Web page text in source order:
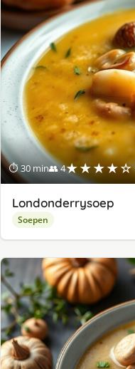
⏱ 30 min👥 4★★★★☆
Londonderrysoep
Soepen